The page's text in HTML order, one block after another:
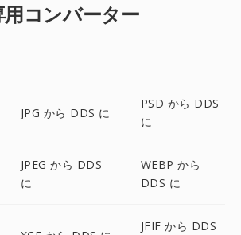
用コンバーター
JPG から DDS に
PSD から DDS
に
JPEG から DDS
に
WEBP から
DDS に
JFIF から DDS